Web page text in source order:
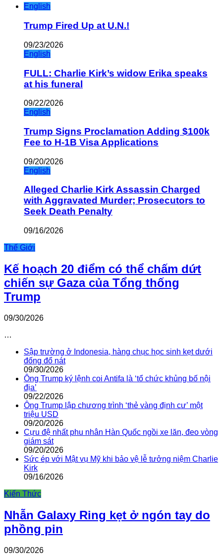
English
Trump Fired Up at U.N.!
09/23/2026
English
FULL: Charlie Kirk’s widow Erika speaks
at his funeral
09/22/2026
English
Trump Signs Proclamation Adding $100k
Fee to H-1B Visa Applications
09/20/2026
English
Alleged Charlie Kirk Assassin Charged
with Aggravated Murder; Prosecutors to
Seek Death Penalty
09/16/2026
Thế Giới
Kế hoạch 20 điểm có thể chấm dứt
chiến sự Gaza của Tổng thống
Trump
09/30/2026
…
Sập trường ở Indonesia, hàng chục học sinh kẹt dưới
đống đổ nát
09/30/2026
Ông Trump ký lệnh coi Antifa là ‘tổ chức khủng bố nội
địa’
09/22/2026
Ông Trump lập chương trình ‘thẻ vàng định cư’ một
triệu USD
09/20/2026
Cựu đệ nhất phu nhân Hàn Quốc ngồi xe lăn, đeo vòng
giám sát
09/20/2026
Sức ép với Mật vụ Mỹ khi bảo vệ lễ tưởng niệm Charlie
Kirk
09/16/2026
Kiến Thức
Nhẫn Galaxy Ring kẹt ở ngón tay do
phồng pin
09/30/2026